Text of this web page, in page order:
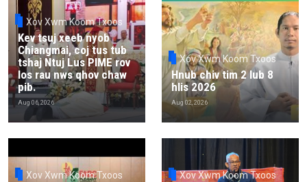
Xov Xwm Koom Txoos
Kev tsuj xeeb nyob
Chiangmai, coj tus tub
tshaj Ntuj Lus PIME rov
los rau nws qhov chaw
pib.
Aug 06, 2026
Xov Xwm Koom Txoos
Hnub chiv tim 2 lub 8
hlis 2026
Aug 02, 2026
Xov Xwm Koom Txoos Xov Xwm Koom Txoos